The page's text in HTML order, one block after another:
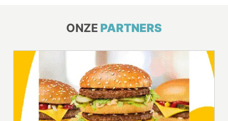
ONZE PARTNERS